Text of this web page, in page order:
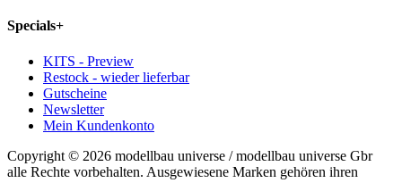
Specials+
KITS - Preview
Restock - wieder lieferbar
Gutscheine
Newsletter
Mein Kundenkonto
Copyright © 2026 modellbau universe / modellbau universe Gbr
alle Rechte vorbehalten. Ausgewiesene Marken gehören ihren